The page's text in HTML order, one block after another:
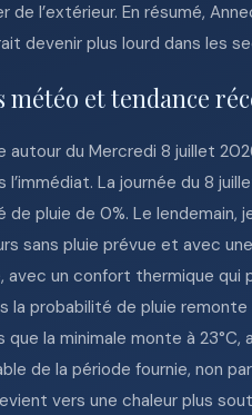
l’extérieur. En résumé,
devenir plus lourd dans les
météo et tendance
autour du Mercredi 8 juillet
l’immédiat. La journée du 8
pluie de 0%. Le lendemain,
sans pluie prévue et avec
avec un confort thermique qui
la probabilité de pluie
que la minimale monte à
de la période fournie, non
vers une chaleur plus